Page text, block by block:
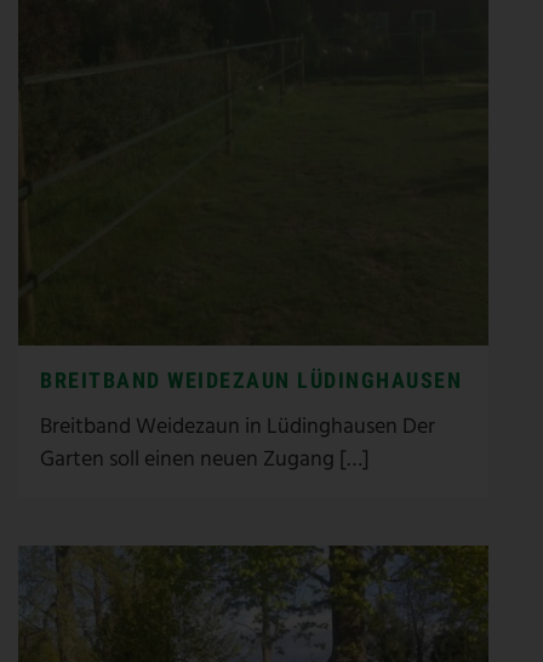
BREITBAND WEIDEZAUN LÜDINGHAUSEN
Breitband Weidezaun in Lüdinghausen Der
Garten soll einen neuen Zugang […]